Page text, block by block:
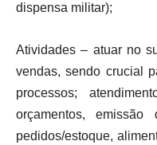
dispensa militar);
Atividades – atuar no
vendas, sendo crucial
processos;
orçamentos,
pedidos/estoque,